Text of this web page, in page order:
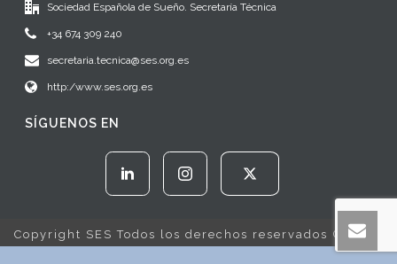
Sociedad Española de Sueño. Secretaría Técnica
+34 674 309 240
secretaria.tecnica@ses.org.es
http:/www.ses.org.es
SÍGUENOS EN
Copyright SES Todos los derechos reservados © 2022